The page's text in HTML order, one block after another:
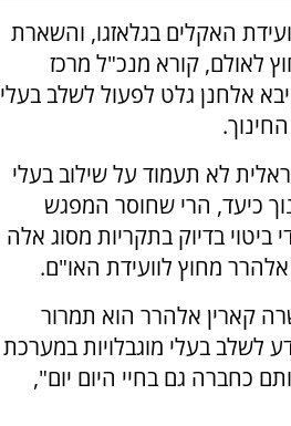
האקלים בגלאזגו, והשארת
לאולם, קורא מנכ"ל מרכז
אלחנן גלט לפעול לשלב בעלי
לא תעמוד על שילוב בעלי
כיעד, הרי שחוסר המפגש
ביטוי בדיוק בתקריות מסוג אלה
מחוץ לוועידת האו"ם.
קארין אלהרר הוא תמרור
לשלב בעלי מוגבלויות במערכת
כחברה גם בחיי היום יום",